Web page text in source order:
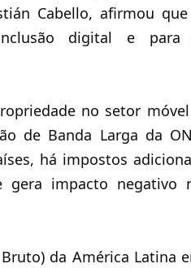
Cabello, afirmou
digital e para
no setor
de Banda Larga da
há impostos
gera impacto negativo
da América Latina